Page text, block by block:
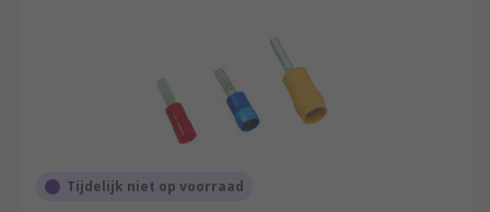
Tijdelijk niet op voorraad